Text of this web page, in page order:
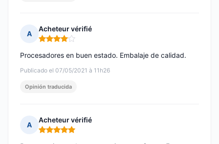
A
Acheteur vérifié
Nota: 4 de 5
Publicado el 07/05/2021 à 11h26
Procesadores en buen estado. Embalaje de calidad.
Opinión traducida
A
Acheteur vérifié
Nota: 5 de 5